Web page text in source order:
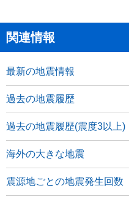
関連情報
最新の地震情報
過去の地震履歴
過去の地震履歴(震度3以上)
海外の大きな地震
震源地ごとの地震発生回数